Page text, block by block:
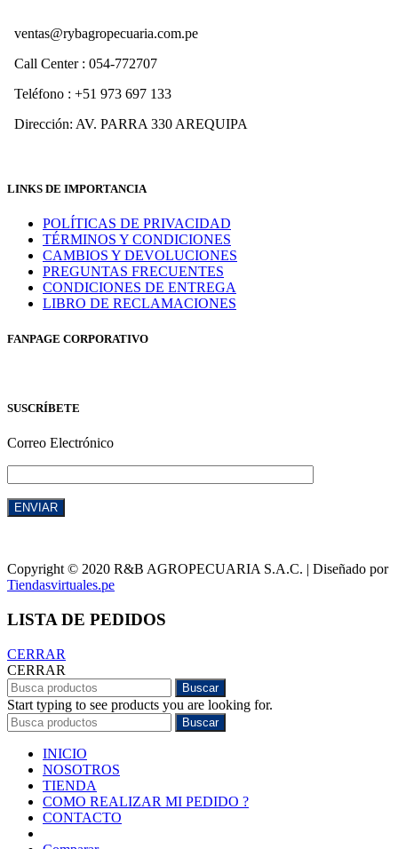
ventas@rybagropecuaria.com.pe
Call Center : 054-772707
Teléfono : +51 973 697 133
Dirección: AV. PARRA 330 AREQUIPA
LINKS DE IMPORTANCIA
POLÍTICAS DE PRIVACIDAD
TÉRMINOS Y CONDICIONES
CAMBIOS Y DEVOLUCIONES
PREGUNTAS FRECUENTES
CONDICIONES DE ENTREGA
LIBRO DE RECLAMACIONES
FANPAGE CORPORATIVO
SUSCRÍBETE
Correo Electrónico
Copyright © 2020 R&B AGROPECUARIA S.A.C. | Diseñado por
Tiendasvirtuales.pe
LISTA DE PEDIDOS
CERRAR
CERRAR
Buscar
Start typing to see products you are looking for.
Buscar
INICIO
NOSOTROS
TIENDA
COMO REALIZAR MI PEDIDO ?
CONTACTO